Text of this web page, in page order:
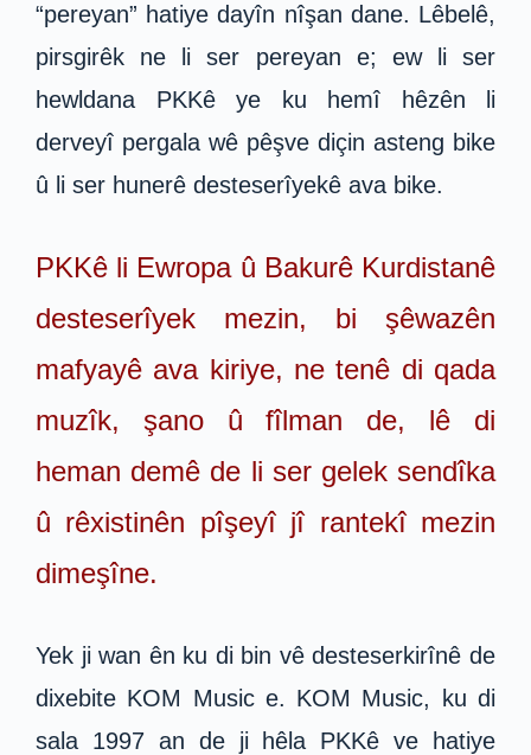
“pereyan” hatiye dayîn nîşan dane. Lêbelê,
pirsgirêk ne li ser pereyan e; ew li ser
hewldana PKKê ye ku hemî hêzên li
derveyî pergala wê pêşve diçin asteng bike
û li ser hunerê desteserîyekê ava bike.
PKKê li Ewropa û Bakurê Kurdistanê
desteserîyek mezin, bi şêwazên
mafyayê ava kiriye, ne tenê di qada
muzîk, şano û fîlman de, lê di
heman demê de li ser gelek sendîka
û rêxistinên pîşeyî jî rantekî mezin
dimeşîne.
Yek ji wan ên ku di bin vê desteserkirînê de
dixebite KOM Music e. KOM Music, ku di
sala 1997 an de ji hêla PKKê ve hatiye